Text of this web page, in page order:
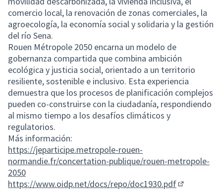
comercio local, la renovación de zonas comerciales, la
agroecología, la economía social y solidaria y la gestión
del río Sena.
Rouen Métropole 2050 encarna un modelo de
gobernanza compartida que combina ambición
ecológica y justicia social, orientado a un territorio
resiliente, sostenible e inclusivo. Esta experiencia
demuestra que los procesos de planificación complejos
pueden co-construirse con la ciudadanía, respondiendo
al mismo tiempo a los desafíos climáticos y
regulatorios.
Más información:
https://jeparticipe.metropole-rouen-
normandie.fr/concertation-publique/rouen-metropole-
2050
https://www.oidp.net/docs/repo/doc1930.pdf